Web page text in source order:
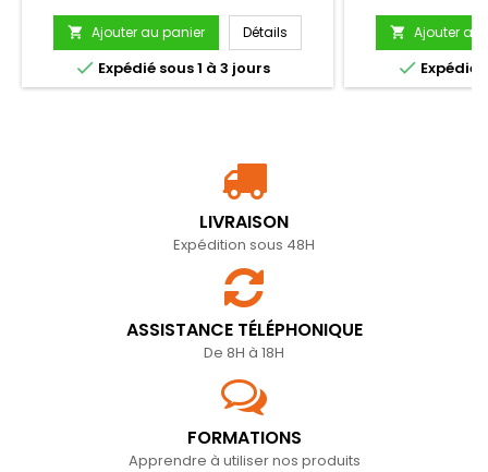
 Ajouter au panier Détails
 Expédié sous 1 à 3 jours
 Ajouter au
 Expédié
LIVRAISON
Expédition sous 48H
ASSISTANCE TÉLÉPHONIQUE
De 8H à 18H
FORMATIONS
Apprendre à utiliser nos produits